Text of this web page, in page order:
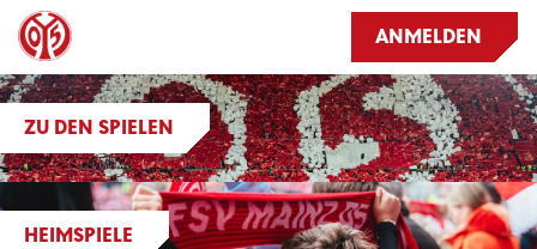
ANMELDEN
ZU DEN SPIELEN
HEIMSPIELE